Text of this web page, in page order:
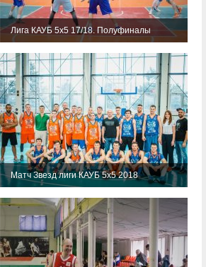
Лига КАУБ 5х5 17/18. Полуфиналы
Матч Звезд лиги КАУБ 5х5 2018